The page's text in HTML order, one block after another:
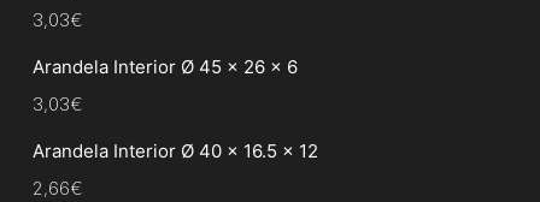
3,03€
Arandela Interior Ø 45 x 26 x 6
3,03€
Arandela Interior Ø 40 x 16.5 x 12
2,66€